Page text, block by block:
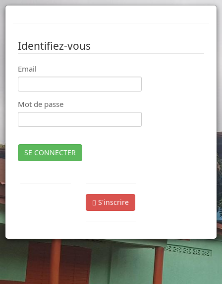
Identifiez-vous
Email
Mot de passe
SE CONNECTER
S'inscrire